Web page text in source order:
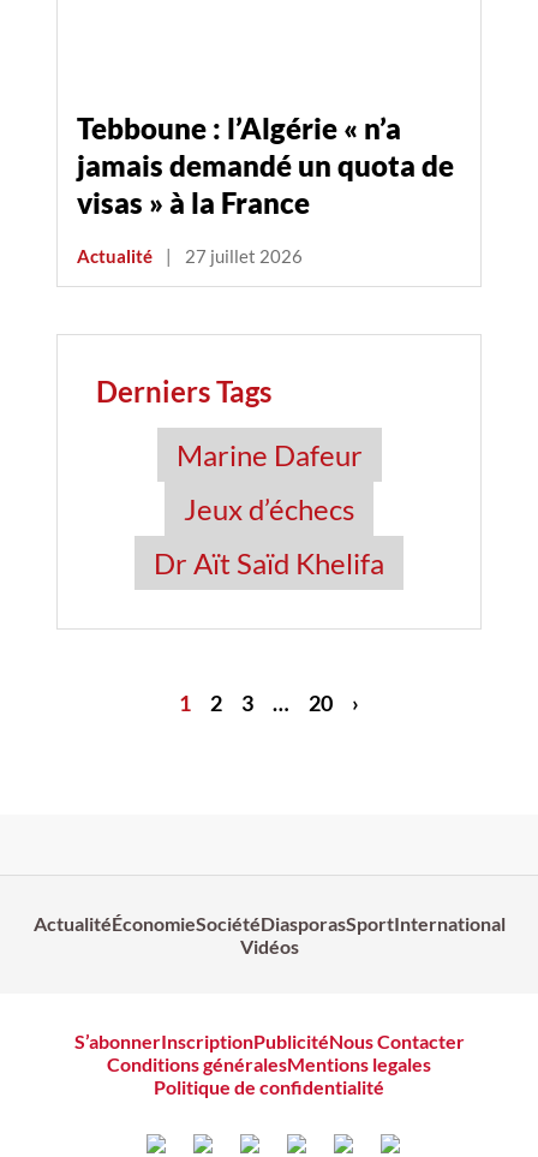
Tebboune : l’Algérie « n’a
jamais demandé un quota de
visas » à la France
Actualité | 27 juillet 2026
Derniers Tags
Marine Dafeur
Jeux d’échecs
Dr Aït Saïd Khelifa
1 2 3 … 20 ›
ActualitéÉconomieSociétéDiasporasSportInternational
Vidéos
S’abonnerInscriptionPublicitéNous Contacter
Conditions généralesMentions legales
Politique de confidentialité